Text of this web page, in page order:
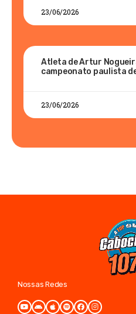
23/06/2026
Atleta de Artur
campeonato paulista
23/06/2026
Nossas Redes